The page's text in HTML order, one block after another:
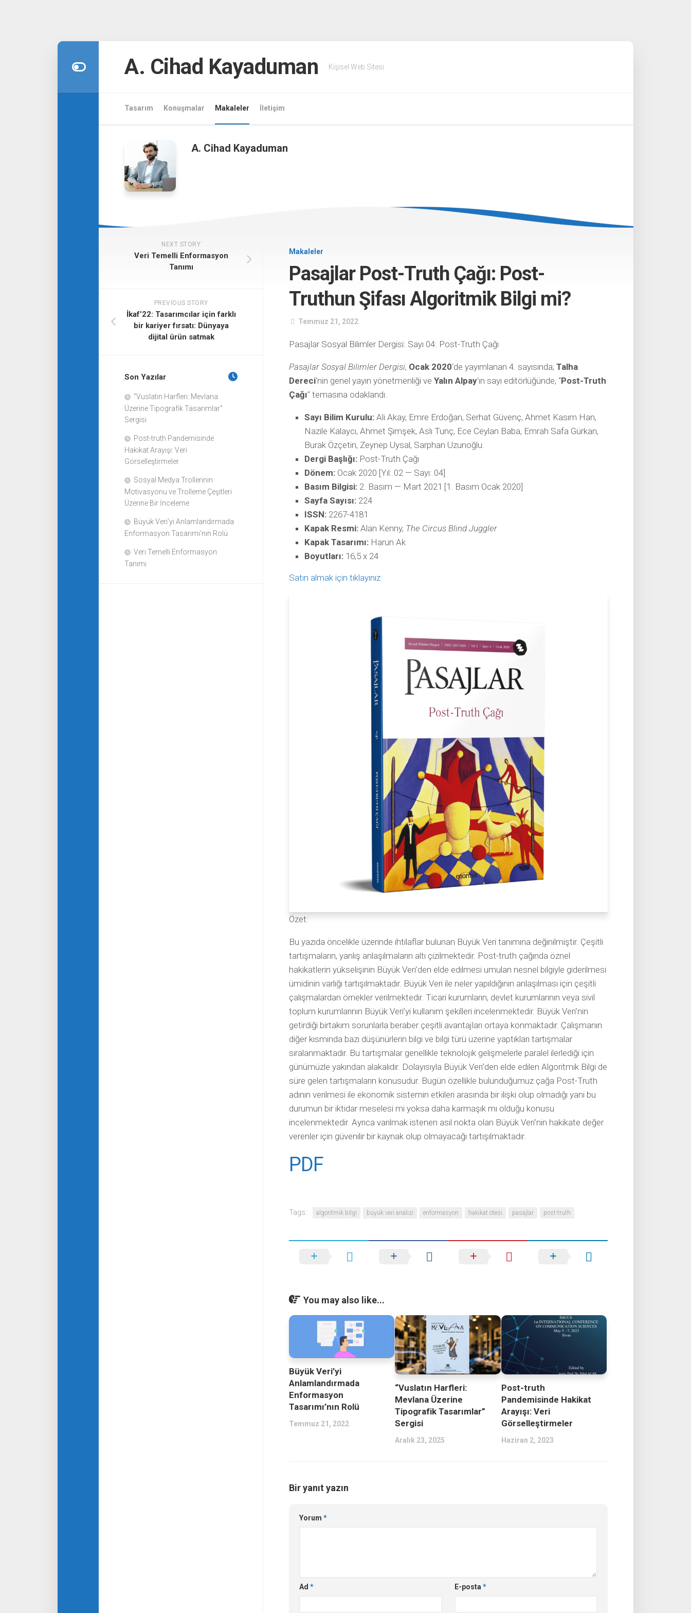
A. Cihad Kayaduman Kişisel Web Sitesi
Tasarım Konuşmalar Makaleler İletişim
A. Cihad Kayaduman
Makaleler
Pasajlar Post-Truth Çağı: Post-
Truthun Şifası Algoritmik Bilgi mi?
Temmuz 21, 2022
Pasajlar Sosyal Bilimler Dergisi: Sayı 04: Post-Truth Çağı
Pasajlar Sosyal Bilimler Dergisi, Ocak 2020‘de yayımlanan 4. sayısında; Talha
Dereci‘nin genel yayın yönetmenliği ve Yalın Alpay‘ın sayı editörlüğünde, “Post-Truth
Çağı” temasına odaklandı.
Sayı Bilim Kurulu: Ali Akay, Emre Erdoğan, Serhat Güvenç, Ahmet Kasım Han,
Nazile Kalaycı, Ahmet Şimşek, Aslı Tunç, Ece Ceylan Baba, Emrah Safa Gürkan,
Burak Özçetin, Zeynep Uysal, Sarphan Uzunoğlu.
Dergi Başlığı: Post-Truth Çağı
Dönem: Ocak 2020 [Yıl: 02 — Sayı: 04]
Basım Bilgisi: 2. Basım — Mart 2021 [1. Basım Ocak 2020]
Sayfa Sayısı: 224
ISSN: 2267-4181
Kapak Resmi: Alan Kenny, The Circus Blind Juggler
Kapak Tasarımı: Harun Ak
Boyutları: 16,5 x 24
Satın almak için tıklayınız
Özet:
Bu yazıda öncelikle üzerinde ihtilaflar bulunan Büyük Veri tanımına değinilmiştir. Çeşitli
tartışmaların, yanlış anlaşılmaların altı çizilmektedir. Post-truth çağında öznel
hakikatlerin yükselişinin Büyük Veri’den elde edilmesi umulan nesnel bilgiyle giderilmesi
ümidinin varlığı tartışılmaktadır. Büyük Veri ile neler yapıldığının anlaşılması için çeşitli
çalışmalardan örnekler verilmektedir. Ticari kurumların, devlet kurumlarının veya sivil
toplum kurumlarının Büyük Veri’yi kullanım şekilleri incelenmektedir. Büyük Veri’nin
getirdiği birtakım sorunlarla beraber çeşitli avantajları ortaya konmaktadır. Çalışmanın
diğer kısmında bazı düşünürlerin bilgi ve bilgi türü üzerine yaptıkları tartışmalar
sıralanmaktadır. Bu tartışmalar genellikle teknolojik gelişmelerle paralel ilerlediği için
günümüzle yakından alakalıdır. Dolayısıyla Büyük Veri’den elde edilen Algoritmik Bilgi de
süre gelen tartışmaların konusudur. Bugün özellikle bulunduğumuz çağa Post-Truth
adının verilmesi ile ekonomik sistemin etkileri arasında bir ilişki olup olmadığı yani bu
durumun bir iktidar meselesi mi yoksa daha karmaşık mı olduğu konusu
incelenmektedir. Ayrıca varılmak istenen asıl nokta olan Büyük Veri’nin hakikate değer
verenler için güvenilir bir kaynak olup olmayacağı tartışılmaktadır.
PDF
Tags: algoritmik bilgi büyük veri analizi enformasyon hakikat ötesi pasajlar post-truth
You may also like...
Büyük Veri’yi
Anlamlandırmada
Enformasyon
Tasarımı’nın Rolü
Temmuz 21, 2022
“Vuslatın Harfleri:
Mevlana Üzerine
Tipografik Tasarımlar”
Sergisi
Aralık 23, 2025
Post-truth
Pandemisinde Hakikat
Arayışı: Veri
Görselleştirmeler
Haziran 2, 2023
Bir yanıt yazın
Yorum *
Ad * E-posta*
NEXT STORY
Veri Temelli Enformasyon
Tanımı
PREVIOUS STORY
İkaf’22: Tasarımcılar için farklı
bir kariyer fırsatı: Dünyaya
dijital ürün satmak
Son Yazılar
“Vuslatın Harfleri: Mevlana
Üzerine Tipografik Tasarımlar”
Sergisi
Post-truth Pandemisinde
Hakikat Arayışı: Veri
Görselleştirmeler
Sosyal Medya Trollerinin
Motivasyonu ve Trolleme Çeşitleri
Üzerine Bir İnceleme
Büyük Veri’yi Anlamlandırmada
Enformasyon Tasarımı’nın Rolü
Veri Temelli Enformasyon
Tanımı